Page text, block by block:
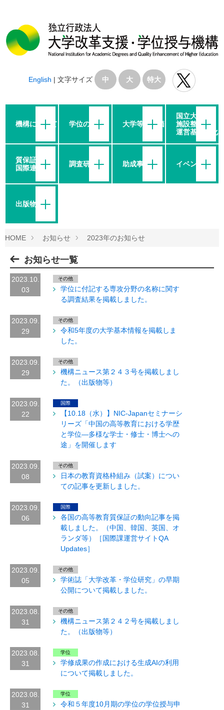
English | 文字サイズ 中 大 特大
機構について 学位の授与 大学等の評価
国立大学の
施設整備・
運営基盤強化
質保証・
国際連携
調査研究 助成事業 イベント
出版物等
HOME お知らせ 2023年のお知らせ
お知らせ一覧
2023.10.
03
その他
学位に付記する専攻分野の名称に関す
る調査結果を掲載しました。
2023.09.
29
その他
令和5年度の大学基本情報を掲載しま
した。
2023.09.
29
その他
機構ニュース第２４３号を掲載しまし
た。（出版物等）
2023.09.
22
国際
【10.18（水）】NIC-Japanセミナーシ
リーズ「中国の高等教育における学歴
と学位―多様な学士・修士・博士への
途」を開催します
2023.09.
08
その他
日本の教育資格枠組み（試案）につい
ての記事を更新しました。
2023.09.
06
国際
各国の高等教育質保証の動向記事を掲
載しました。（中国、韓国、英国、オ
ランダ等）［国際課運営サイトQA
Updates］
2023.09.
05
その他
学術誌「大学改革・学位研究」の早期
公開について掲載しました。
2023.08.
31
その他
機構ニュース第２４２号を掲載しまし
た。（出版物等）
2023.08.
31
学位
学修成果の作成における生成AIの利用
について掲載しました。
2023.08.
31
学位
令和５年度10月期の学位の学位授与申